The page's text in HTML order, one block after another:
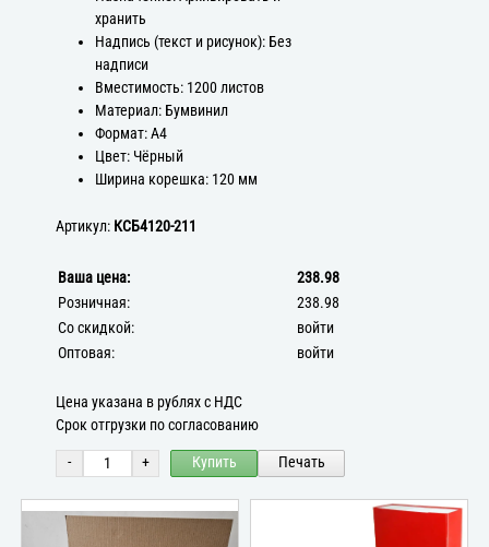
хранить
Надпись (текст и рисунок): Без
надписи
Вместимость: 1200 листов
Материал: Бумвинил
Формат: А4
Цвет: Чёрный
Ширина корешка: 120 мм
Артикул: КСБ4120-211
Ваша цена:
238.98
Розничная:
238.98
Со скидкой:
войти
Оптовая:
войти
Цена указана в рублях с НДС
Срок отгрузки по согласованию
- + Купить Печать